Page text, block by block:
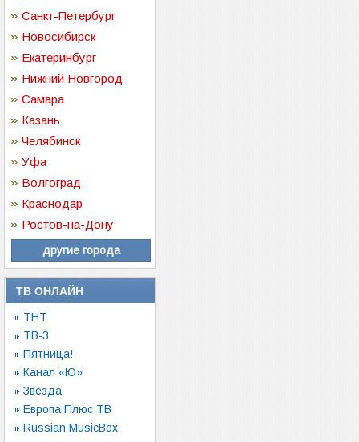
Санкт-Петербург
Новосибирск
Екатеринбург
Нижний Новгород
Самара
Казань
Челябинск
Уфа
Волгоград
Краснодар
Ростов-на-Дону
другие города
ТВ ОНЛАЙН
ТНТ
ТВ-3
Пятница!
Канал «Ю»
Звезда
Европа Плюс ТВ
Russian MusicBox